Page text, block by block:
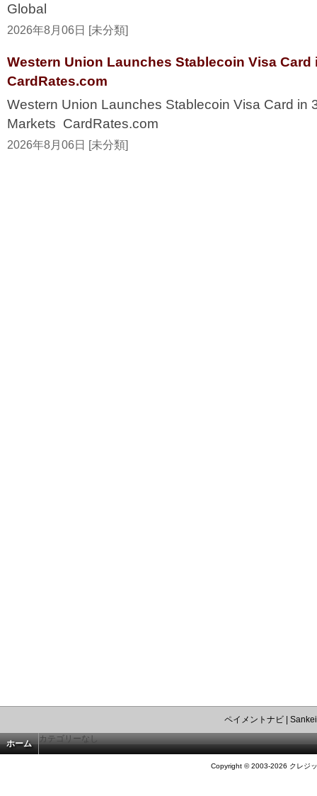
Global
2026年8月06日 [未分類]
Western Union Launches Stablecoin Visa Card
CardRates.com
Western Union Launches Stablecoin Visa Card in
Markets CardRates.com
2026年8月06日 [未分類]
ペイメントナビ|
ホーム カテゴリーなし
Copyright © 2003-2026 クレジ